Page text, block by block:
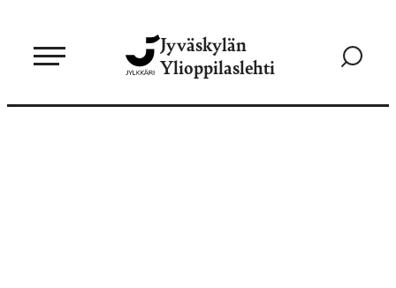
sisältöön
Jyväskylän
Ylioppilaslehti
Siirry